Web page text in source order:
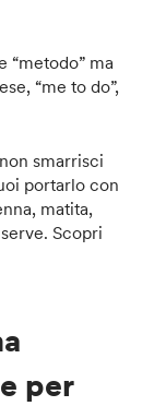
“metodo” ma
“me to do”,
smarrisci
portarlo con
matita,
Scopri
per